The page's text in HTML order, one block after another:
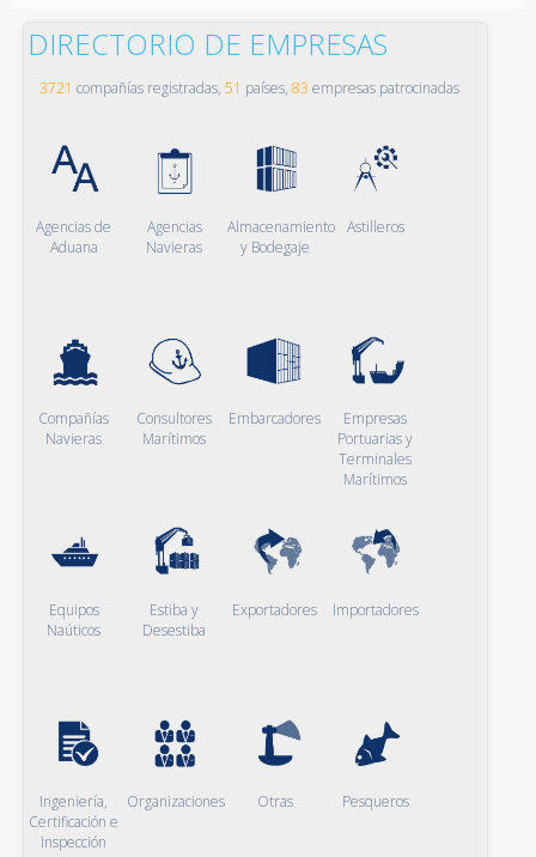
DIRECTORIO DE EMPRESAS
3721 compañías registradas, 51 países, 83 empresas patrocinadas
Agencias de
Aduana
Agencias
Navieras
Almacenamiento
y Bodegaje
Astilleros
Compañías
Navieras
Consultores
Marítimos
Embarcadores
Empresas
Portuarias y
Terminales
Marítimos
Equipos
Naúticos
Estiba y
Desestiba
Exportadores Importadores
Ingeniería,
Certificación e
Inspección
Organizaciones Otras Pesqueros